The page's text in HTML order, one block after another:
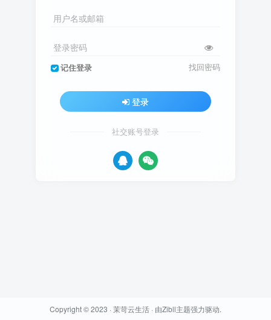
用户名或邮箱
登录密码
记住登录 找回密码
登录
社交账号登录
Copyright © 2023 · 茉苛云生活 · 由Zibll主题强力驱动.